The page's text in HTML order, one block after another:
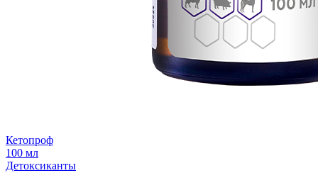
Кетопроф
100 мл
Детоксиканты